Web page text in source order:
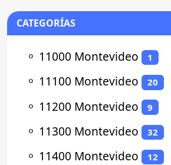
CATEGORÍAS
⚬ 11000 Montevideo 1
⚬ 11100 Montevideo 20
⚬ 11200 Montevideo 9
⚬ 11300 Montevideo 32
⚬ 11400 Montevideo 12